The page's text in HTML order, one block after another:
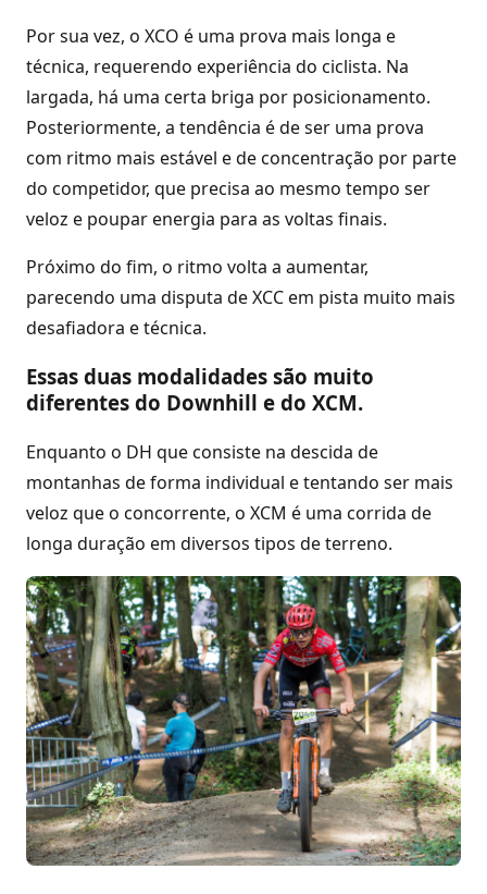
Por sua vez, o XCO é uma prova mais longa e
técnica, requerendo experiência do ciclista. Na
largada, há uma certa briga por posicionamento.
Posteriormente, a tendência é de ser uma prova
com ritmo mais estável e de concentração por parte
do competidor, que precisa ao mesmo tempo ser
veloz e poupar energia para as voltas finais.
Próximo do fim, o ritmo volta a aumentar,
parecendo uma disputa de XCC em pista muito mais
desafiadora e técnica.
Essas duas modalidades são muito
diferentes do Downhill e do XCM.
Enquanto o DH que consiste na descida de
montanhas de forma individual e tentando ser mais
veloz que o concorrente, o XCM é uma corrida de
longa duração em diversos tipos de terreno.